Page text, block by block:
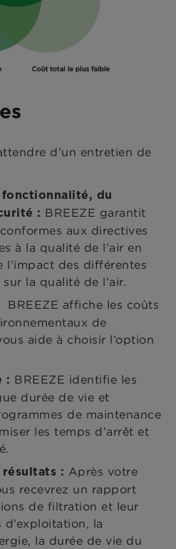
d’un entretien de
du
: BREEZE garantit
aux directives
à la qualité de l’air en
l’impact des différentes
la qualité de l’air.
BREEZE affiche les coûts
de
aide à choisir l’option
: BREEZE identifie les
durée de vie et
de maintenance
les temps d’arrêt et
: Après votre
recevrez un rapport
de filtration et leur
la
la durée de vie du